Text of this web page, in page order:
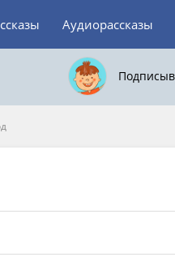
Аудиорассказы